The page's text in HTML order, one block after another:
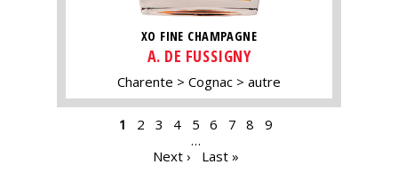
XO FINE CHAMPAGNE
A. DE FUSSIGNY
Charente Cognac autre
1 2 3 4 5 6 7 8
9
…
Next ›
Last »